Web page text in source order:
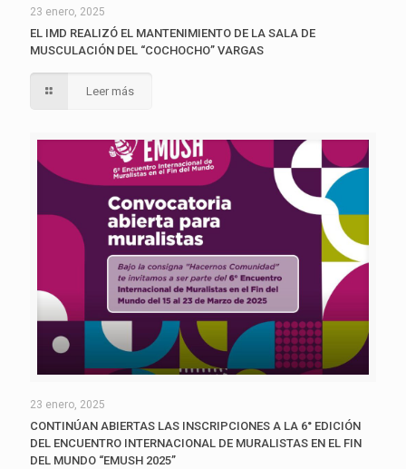
23 enero, 2025
EL IMD REALIZÓ EL MANTENIMIENTO DE LA SALA DE
MUSCULACIÓN DEL “COCHOCHO” VARGAS
Leer más
23 enero, 2025
CONTINÚAN ABIERTAS LAS INSCRIPCIONES A LA 6° EDICIÓN
DEL ENCUENTRO INTERNACIONAL DE MURALISTAS EN EL FIN
DEL MUNDO “EMUSH 2025”